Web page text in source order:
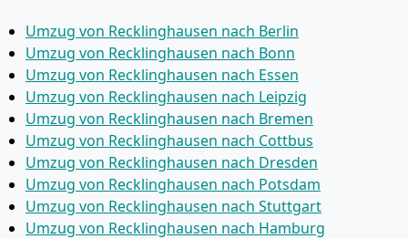
Umzug von Recklinghausen nach Berlin
Umzug von Recklinghausen nach Bonn
Umzug von Recklinghausen nach Essen
Umzug von Recklinghausen nach Leipzig
Umzug von Recklinghausen nach Bremen
Umzug von Recklinghausen nach Cottbus
Umzug von Recklinghausen nach Dresden
Umzug von Recklinghausen nach Potsdam
Umzug von Recklinghausen nach Stuttgart
Umzug von Recklinghausen nach Hamburg